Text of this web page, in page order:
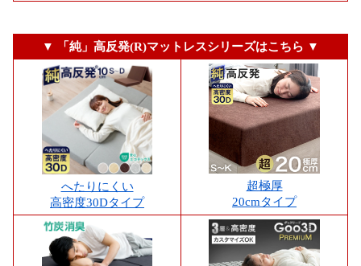
▼ 「純」高反発(R)マットレスシリーズはこちら ▼
へたりにくい
高密度30Dタイプ
超極厚
20cmタイプ